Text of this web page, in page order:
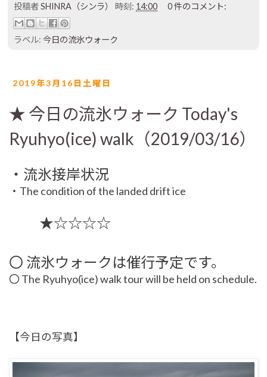
投稿者SHINRA（シンラ） 時刻: 14:00 0 件のコメント:
ラベル: 今日の流氷ウォーク
2019年3月16日土曜日
★ 今日の流氷ウォーク Today's
Ryuhyo(ice) walk（2019/03/16）
・流氷接岸状況
・The condition of the landed drift ice
★☆☆☆☆
〇 流氷ウォークは催行予定です。
〇 The Ryuhyo(ice) walk tour will be held on schedule.
【今日の写真】